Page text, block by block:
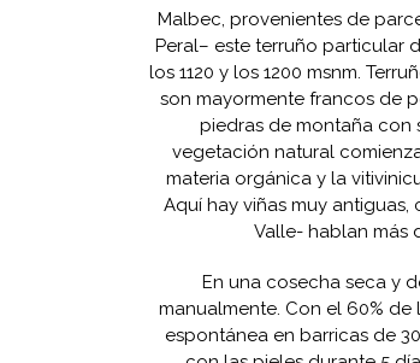
Malbec, provenientes de
Peral– este terruño particular
los 1120 y los 1200 msnm.
son mayormente francos de
piedras de montaña con
vegetación natural
materia orgánica y la
Aquí hay viñas muy
Valle- hablan más
En una cosecha seca y
manualmente. Con el 60%
espontánea en barricas de